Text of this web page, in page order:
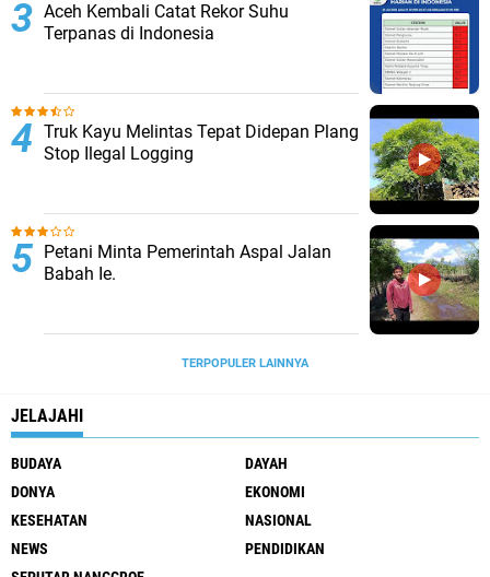
Aceh Kembali Catat Rekor Suhu
Terpanas di Indonesia
Truk Kayu Melintas Tepat Didepan Plang
Stop Ilegal Logging
Petani Minta Pemerintah Aspal Jalan
Babah Ie.
TERPOPULER LAINNYA
JELAJAHI
BUDAYA
DAYAH
DONYA
EKONOMI
KESEHATAN
NASIONAL
NEWS
PENDIDIKAN